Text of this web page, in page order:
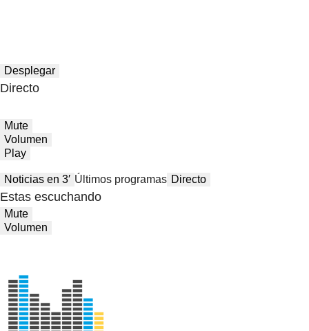
Desplegar
Directo
Mute
Volumen
Play
Noticias en 3′ Últimos programas Directo
Estas escuchando
Mute
Volumen